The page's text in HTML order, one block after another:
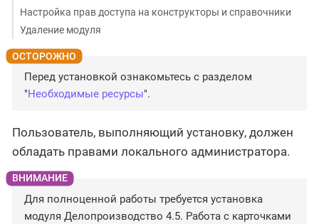
Настройка прав доступа на конструкторы и справочники
Удаление модуля
Перед установкой ознакомьтесь с разделом
"Необходимые ресурсы".
Пользователь, выполняющий установку, должен
обладать правами локального администратора.
Для полноценной работы требуется установка
модуля Делопроизводство 4.5. Работа с карточками